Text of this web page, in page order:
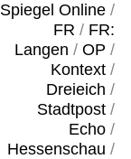
Spiegel Online/
FR / FR:
Langen / OP /
Kontext/
Dreieich /
Stadtpost/
Echo/
Hessenschau /